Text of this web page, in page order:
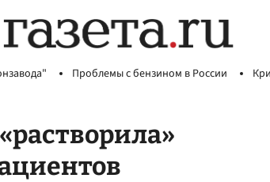
Проблемы с бензином в России